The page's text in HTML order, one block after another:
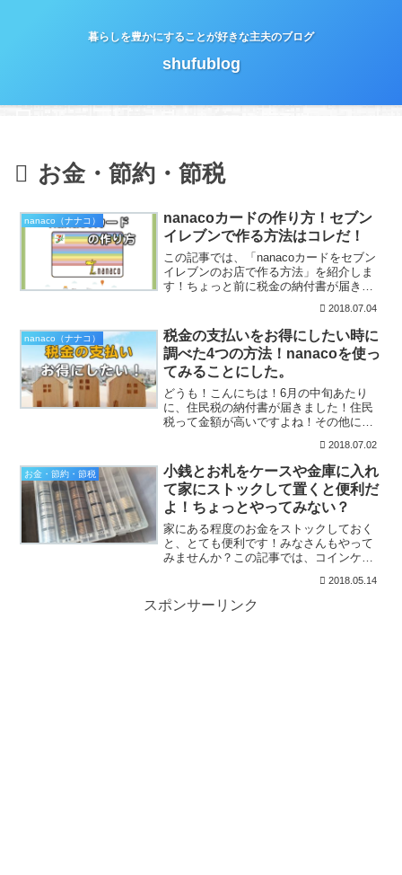
暮らしを豊かにすることが好きな主夫のブログ
shufublog
お金・節約・節税
nanaco（ナナコ）
nanacoカードの作り方！セブン
イレブンで作る方法はコレだ！
この記事では、「nanacoカードをセブン
イレブンのお店で作る方法」を紹介しま
す！ちょっと前に税金の納付書が届きま
になる税金ですが、少しでもお得に支払
う方法はないのか簡単に調べてみたんで
すよね！それが前回...
2018.07.04
nanaco（ナナコ）
税金の支払いをお得にしたい時に
調べた4つの方法！nanacoを使っ
てみることにした。
どうも！こんにちは！6月の中旬あたり
に、住民税の納付書が届きました！住民
税って金額が高いですよね！その他にも
康保険料、国民年金保険料など・・・年
間をとおしてたくさんの税金の支払いが
あります。合計すると、と...
2018.07.02
お金・節約・節税
小銭とお札をケースや金庫に入れ
て家にストックして置くと便利だ
よ！ちょっとやってみない？
家にある程度のお金をストックしておく
と、とても便利です！みなさんもやって
みませんか？この記事では、コインケー
生活に役立てる方法をご紹介したいと思
います。どんな時に役立つかっ
て・・・？あっ！今日習い事の集金...
2018.05.14
スポンサーリンク